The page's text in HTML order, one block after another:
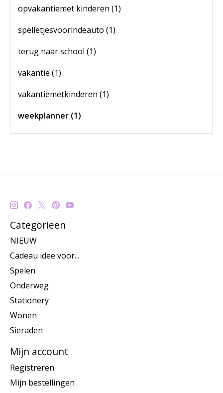
opvakantiemet kinderen (1)
spelletjesvoorindeauto (1)
terug naar school (1)
vakantie (1)
vakantiemetkinderen (1)
weekplanner (1)
Categorieën
NIEUW
Cadeau idee voor...
Spelen
Onderweg
Stationery
Wonen
Sieraden
Mijn account
Registreren
Mijn bestellingen